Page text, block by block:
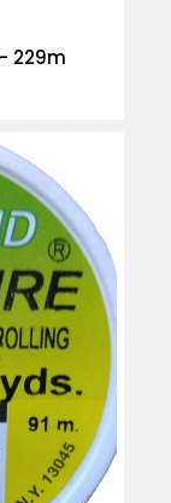
229m